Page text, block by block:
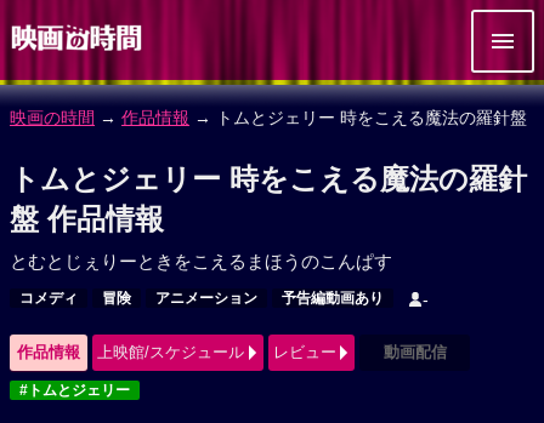
映画の時間 → 作品情報 → トムとジェリー 時をこえる魔法の羅針盤
トムとジェリー 時をこえる魔法の羅針
盤 作品情報
とむとじぇりーときをこえるまほうのこんぱす
コメディ 冒険 アニメーション 予告編動画あり -
作品情報 上映館/スケジュール レビュー 動画配信
#トムとジェリー